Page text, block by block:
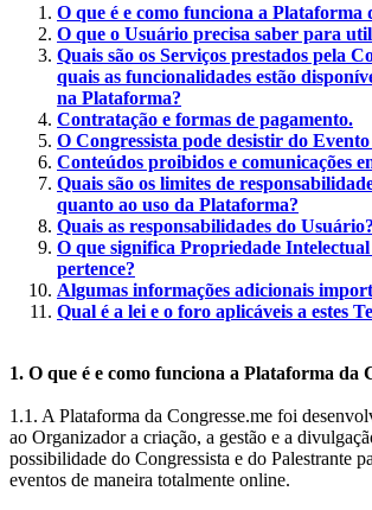
O que é e como funciona a Plataforma
O que o Usuário precisa saber para
Quais são os Serviços prestados pela
quais as funcionalidades estão
na Plataforma?
Contratação e formas de pagamento.
O Congressista pode desistir do
Conteúdos proibidos e comunicações
Quais são os limites de
quanto ao uso da Plataforma?
Quais as responsabilidades do Usuário?
O que significa Propriedade Intelectual
pertence?
Algumas informações adicionais
Qual é a lei e o foro aplicáveis a estes
1. O que é e como funciona a Plataforma da
1.1. A Plataforma da Congresse.me foi
ao Organizador a criação, a gestão e a
possibilidade do Congressista e do Palestrante
eventos de maneira totalmente online.